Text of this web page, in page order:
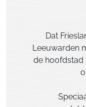
Dat
Leeuwarden
de hoofdstad